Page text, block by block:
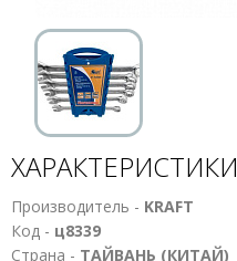
ХАРАКТЕРИСТИКИ
Производитель - KRAFT
Код - ц8339
Страна - ТАЙВАНЬ (КИТАЙ)